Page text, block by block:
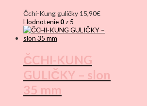
Čchi-Kung guličky 15,90€
Hodnotenie 0z 5
ČCHI-KUNG
GULIČKY – slon
35 mm